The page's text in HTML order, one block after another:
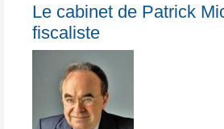
Le cabinet de Patrick
fiscaliste